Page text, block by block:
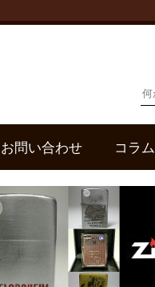
お問い合わせ コラム